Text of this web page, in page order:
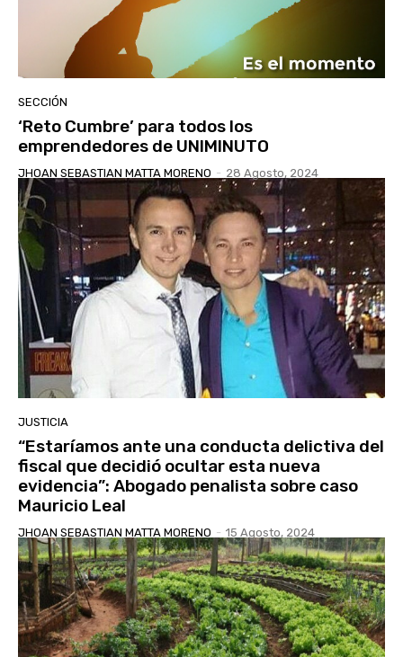
SECCIÓN
‘Reto Cumbre’ para todos los
emprendedores de UNIMINUTO
JHOAN SEBASTIAN MATTA MORENO - 28 Agosto, 2024
JUSTICIA
“Estaríamos ante una conducta delictiva del
fiscal que decidió ocultar esta nueva
evidencia”: Abogado penalista sobre caso
Mauricio Leal
JHOAN SEBASTIAN MATTA MORENO - 15 Agosto, 2024